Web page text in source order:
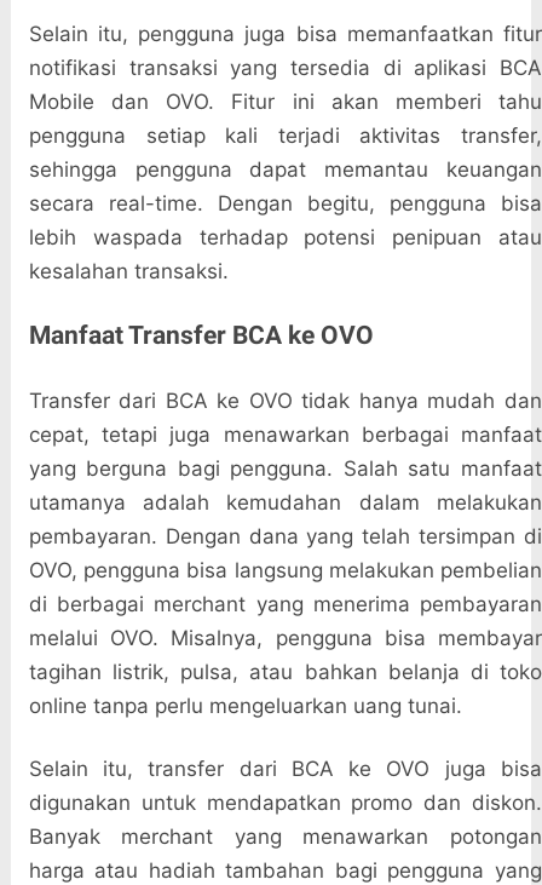
Selain itu, pengguna juga bisa memanfaatkan fitur
notifikasi transaksi yang tersedia di aplikasi BCA
Mobile dan OVO. Fitur ini akan memberi tahu
pengguna setiap kali terjadi aktivitas transfer,
sehingga pengguna dapat memantau keuangan
secara real-time. Dengan begitu, pengguna bisa
lebih waspada terhadap potensi penipuan atau
kesalahan transaksi.
Manfaat Transfer BCA ke OVO
Transfer dari BCA ke OVO tidak hanya mudah dan
cepat, tetapi juga menawarkan berbagai manfaat
yang berguna bagi pengguna. Salah satu manfaat
utamanya adalah kemudahan dalam melakukan
pembayaran. Dengan dana yang telah tersimpan di
OVO, pengguna bisa langsung melakukan pembelian
di berbagai merchant yang menerima pembayaran
melalui OVO. Misalnya, pengguna bisa membayar
tagihan listrik, pulsa, atau bahkan belanja di toko
online tanpa perlu mengeluarkan uang tunai.
Selain itu, transfer dari BCA ke OVO juga bisa
digunakan untuk mendapatkan promo dan diskon.
Banyak merchant yang menawarkan potongan
harga atau hadiah tambahan bagi pengguna yang